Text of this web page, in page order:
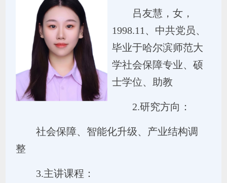
吕友慧 ，女，
1998.11 、中共党员、
毕业于哈尔滨师范大
学社会保障专业、硕
士学位、
助教
2.研究方向：
社会保障、智能化升级、产业结构调
整
3.主讲课程：